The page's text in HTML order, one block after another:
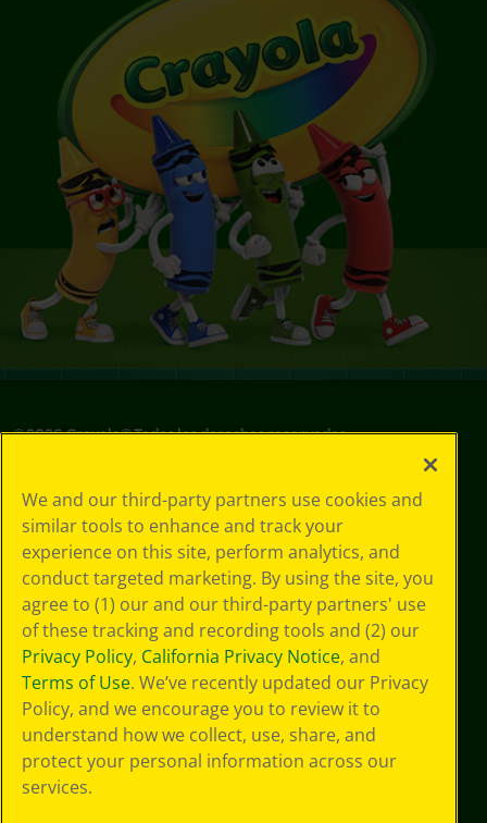
©2026Crayola® Todos los derechos reservados.
de privacidad
Política de
privacidad
Términos de SMS
GDPR
Aviso de
privacidad de CA
Cookie
Preferences
Condiciones de
uso
Accesibilidad web
Mapa del sitio
We and our third-party partners use cookies and
similar tools to enhance and track your
experience on this site, perform analytics, and
conduct targeted marketing. By using the site, you
agree to (1) our and our third-party partners' use
of these tracking and recording tools and (2) our
Privacy Policy, California Privacy Notice, and
Terms of Use. We’ve recently updated our Privacy
Policy, and we encourage you to review it to
understand how we collect, use, share, and
protect your personal information across our
services.